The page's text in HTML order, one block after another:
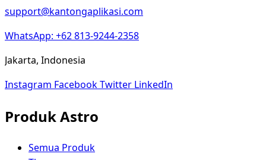
support@kantongaplikasi.com
WhatsApp: +62 813-9244-2358
Jakarta, Indonesia
Instagram FacebookTwitter LinkedIn
Produk Astro
Semua Produk